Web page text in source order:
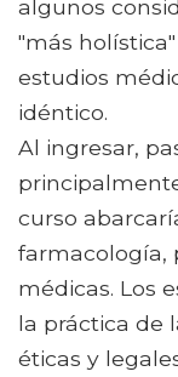
algunos
"más
estudios
idéntico.
Al ingresar,
curso
farmacología,
médicas. Los
la práctica de
éticas y